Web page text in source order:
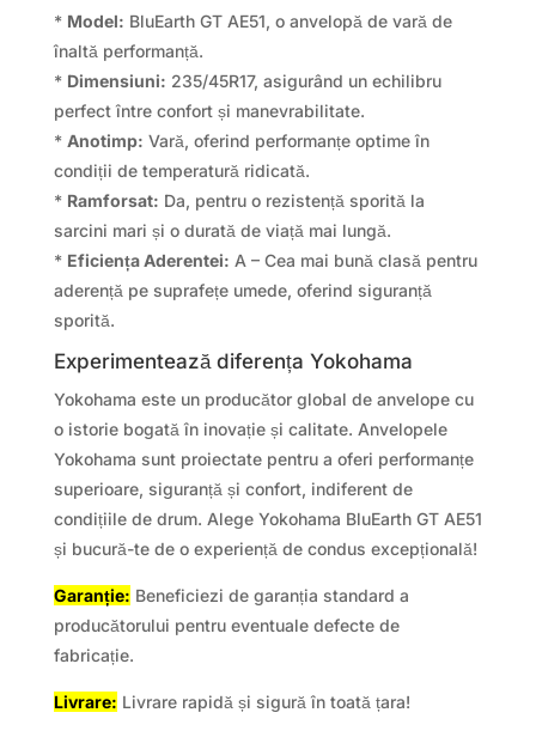
* Model: BluEarth GT AE51, o anvelopă de vară de
înaltă performanță.
* Dimensiuni: 235/45R17, asigurând un echilibru
perfect între confort și manevrabilitate.
* Anotimp: Vară, oferind performanțe optime în
condiții de temperatură ridicată.
* Ramforsat: Da, pentru o rezistență sporită la
sarcini mari și o durată de viață mai lungă.
* Eficiența Aderentei: A – Cea mai bună clasă pentru
aderență pe suprafețe umede, oferind siguranță
sporită.
Experimentează diferența Yokohama
Yokohama este un producător global de anvelope cu
o istorie bogată în inovație și calitate. Anvelopele
Yokohama sunt proiectate pentru a oferi performanțe
superioare, siguranță și confort, indiferent de
condițiile de drum. Alege Yokohama BluEarth GT AE51
și bucură-te de o experiență de condus excepțională!
Garanție: Beneficiezi de garanția standard a
producătorului pentru eventuale defecte de
fabricație.
Livrare: Livrare rapidă și sigură în toată țara!